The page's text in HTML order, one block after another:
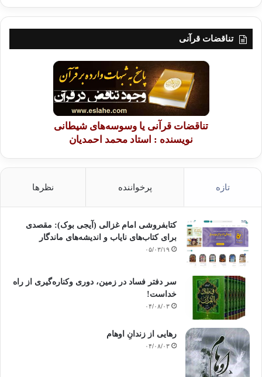
تناقضات قرآنی
تناقضات قرآنی یا وسوسه‌های شیطانی
نویسنده : استاد محمد احمدیان
تازه پرخواننده نظرها
کتابفروشی امام غزالی (آیجی بوک): مقصدی
برای کتاب‌های نایاب و اندیشه‌های ماندگار
۰۵/۰۳/۱۹
سر دفتر فساد در زمین‌، دوری وکناره‌گیری از راه
خداست‌!
۰۴/۰۸/۰۳
رهایی از زندانِ اوهام
۰۴/۰۸/۰۳